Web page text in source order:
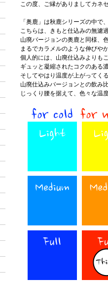
この度、ご縁がありましてカネ
「奥鹿」は秋鹿シリーズの中
こちらは、きもと仕込みの無濾
山廃バージョンの奥鹿と同様、
まるでカラメルのような伸びや
個人的には、山廃仕込みよりも
ギュッと凝縮されたコクのある
そしてやはり温度が上がってく
山廃仕込みバージョンとの飲み
じっくり腰を据えて、色々な温